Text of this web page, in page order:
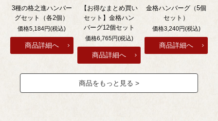
3種の格之進ハンバー
グセット（各2個）
価格5,184円(税込)
【お得なまとめ買い
セット】金格ハン
バーグ12個セット
価格6,765円(税込)
金格ハンバーグ（5個
セット）
価格3,240円(税込)
商品をもっと見る >